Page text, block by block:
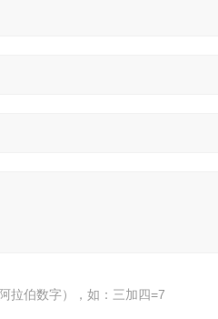
拉伯数字），如：三加四=7